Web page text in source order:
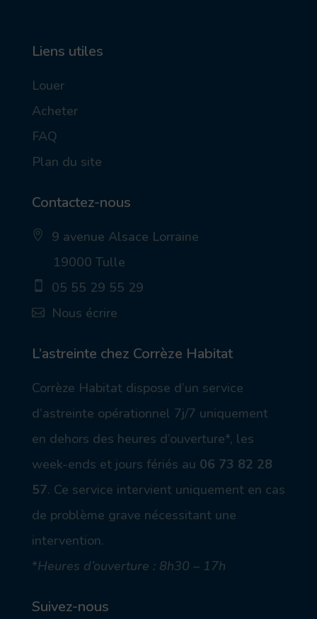
Liens utiles
Louer
Acheter
FAQ
Plan du site
Contactez-nous
in
lt
9 avenue Alsace Lorraine
19000 Tulle
on
ob
on
05 55 29 55 29
_
_a
ic
Nous écrire
L’astreinte chez Corrèze Habitat
Corrèze Habitat dispose d’un service
d’astreinte opérationnel 7j/7 uniquement
en dehors des heures d’ouverture*, les
week-ends et jours fériés au 06 73 82 28
57. Ce service intervient uniquement en cas
de problème grave nécessitant une
intervention.
*Heures d’ouverture : 8h30 – 17h
Suivez-nous